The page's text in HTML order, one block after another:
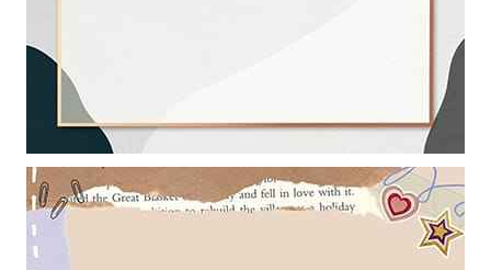
Khung ảnh nền powerpoint với sự kết hợp hòa trộn giữa các màu
cùng khung hình trong suất